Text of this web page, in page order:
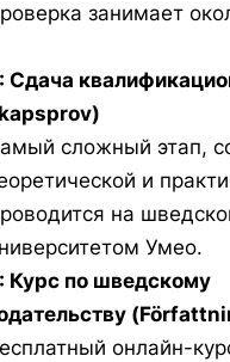
занимает
Сдача
)
сложный этап,
и
на
Умео.
Курс по шведскому
(
онлайн-